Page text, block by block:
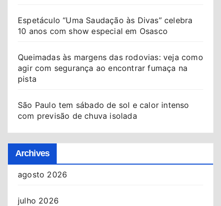
Espetáculo “Uma Saudação às Divas” celebra
10 anos com show especial em Osasco
Queimadas às margens das rodovias: veja como
agir com segurança ao encontrar fumaça na
pista
São Paulo tem sábado de sol e calor intenso
com previsão de chuva isolada
Archives
agosto 2026
julho 2026